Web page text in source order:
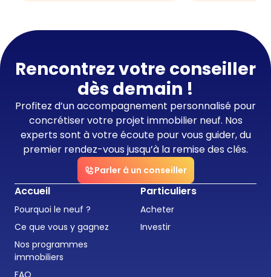
Rencontrez votre conseiller
dès demain !
Profitez d’un accompagnement personnalisé pour
concrétiser votre projet immobilier neuf. Nos
experts sont à votre écoute pour vous guider, du
premier rendez-vous jusqu’à la remise des clés.
Parler à un conseiller
Accueil
Pourquoi le neuf ?
Ce que vous y gagnez
Nos programmes
immobiliers
FAQ
Particuliers
Acheter
Investir